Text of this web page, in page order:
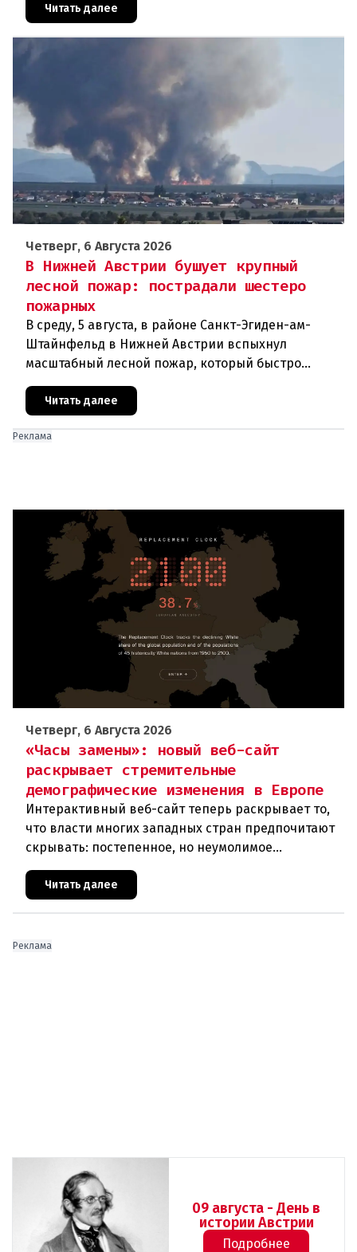
масштабное расследование, которое продо
Читать далее
Четверг, 6 Августа 2026
В Нижней Австрии бушует крупный
лесной пожар: пострадали шестеро
пожарных
В среду, 5 августа, в районе Санкт-Эгиден-ам-
Штайнфельд в Нижней Австрии вспыхнул
масштабный лесной пожар, который быстро
В ходе тушения пострадали шесте
Читать далее
Реклама
Четверг, 6 Августа 2026
«Часы замены»: новый веб-сайт
раскрывает стремительные
демографические изменения в Европе
Интерактивный веб-сайт теперь раскрывает то,
что власти многих западных стран предпочитают
скрывать: постепенное, но неумолимое
сокращение численности населения
европейского происхождения. «Часы замен
Читать далее
Реклама
09 августа - День в
истории Австрии
Подробнее